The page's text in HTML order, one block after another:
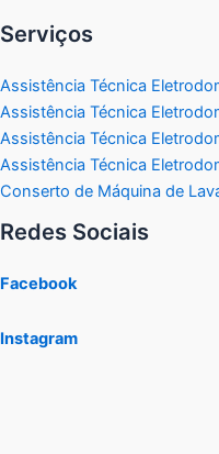
Serviços
Assistência Técnica
Assistência Técnica
Assistência Técnica
Assistência Técnica
Conserto de Máquina de
Redes Sociais
Facebook
Instagram